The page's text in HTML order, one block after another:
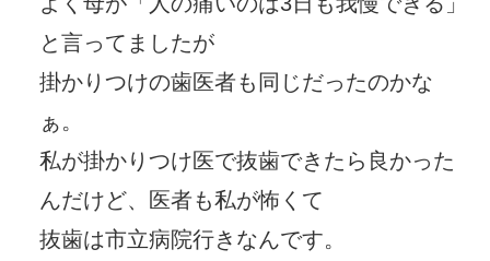
と言ってましたが
掛かりつけの歯医者も同じだったのかな
ぁ。
私が掛かりつけ医で抜歯できたら良かった
んだけど、医者も私が怖くて
抜歯は市立病院行きなんです。